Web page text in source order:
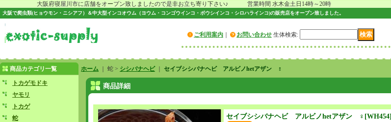
大阪府寝屋川市に店舗をオープン致しましたので是非お立ち寄り下さい♪ 営業時間 水木金土日14時～20時
大阪で爬虫類(ヒョウモン・ニシアフ）＆中大型インコオウム（ヨウム・コンゴウインコ・ボウシインコ・シロハラインコ)の販売店をオープン致しました。
ご利用案内 お問い合わせ 生体検索:
商品カテゴリ一覧
トカゲモドキ
ヤモリ
トカゲ
蛇
ホーム ｜ 蛇 > シシバナヘビ｜ セイブシシバナヘビ アルビノhetアザン ♀
商品詳細
セイブシシバナヘビ アルビノhetアザン ♀ [WH454]